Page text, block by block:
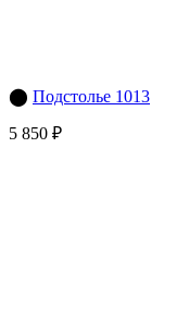
⬤ Подстолье 1013
5 850 ₽